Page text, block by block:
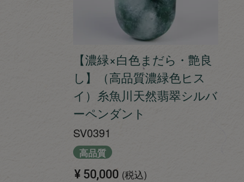
【濃緑×白色まだら・艶良
し】（高品質濃緑色ヒス
イ）糸魚川天然翡翠シルバ
ーペンダント
SV0391
高品質
¥ 50,000 税込